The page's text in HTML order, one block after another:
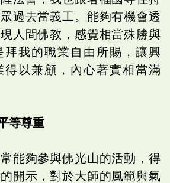
過去當義工。能夠有機會透
人間佛教，感覺相當殊勝與
拜我的職業自由所賜，讓興
得以兼顧，內心著實相當滿
等尊重
能夠參與佛光山的活動，得
開示，對於大師的風範與氣